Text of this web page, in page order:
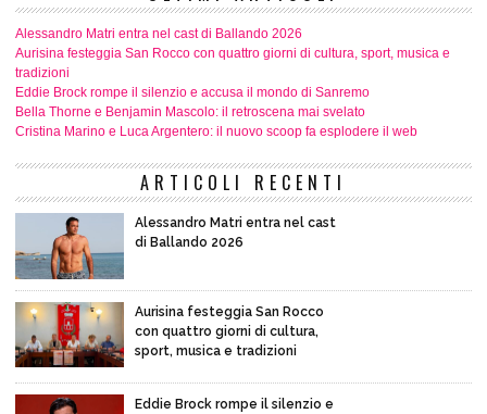
Alessandro Matri entra nel cast di Ballando 2026
Aurisina festeggia San Rocco con quattro giorni di cultura, sport, musica e
tradizioni
Eddie Brock rompe il silenzio e accusa il mondo di Sanremo
Bella Thorne e Benjamin Mascolo: il retroscena mai svelato
Cristina Marino e Luca Argentero: il nuovo scoop fa esplodere il web
ARTICOLI RECENTI
Alessandro Matri entra nel cast
di Ballando 2026
Aurisina festeggia San Rocco
con quattro giorni di cultura,
sport, musica e tradizioni
Eddie Brock rompe il silenzio e